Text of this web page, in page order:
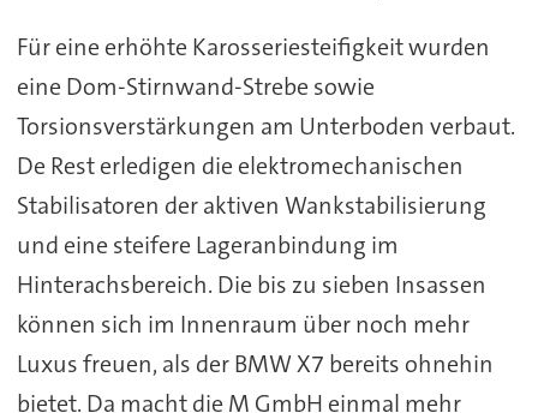
Für eine erhöhte Karosseriesteifigkeit wurden
eine Dom-Stirnwand-Strebe sowie
Torsionsverstärkungen am Unterboden verbaut.
De Rest erledigen die elektromechanischen
Stabilisatoren der aktiven Wankstabilisierung
und eine steifere Lageranbindung im
Hinterachsbereich. Die bis zu sieben Insassen
können sich im Innenraum über noch mehr
Luxus freuen, als der BMW X7 bereits ohnehin
bietet. Da macht die M GmbH einmal mehr